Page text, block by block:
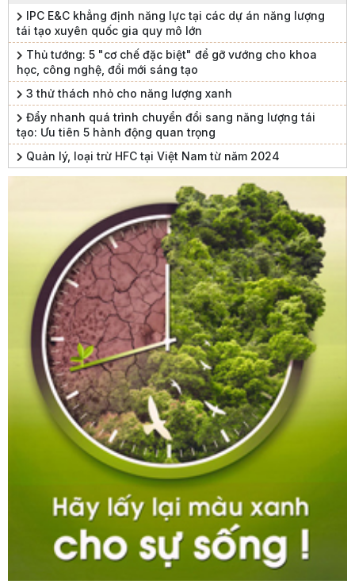
IPC E&C khẳng định năng lực tại các dự án năng lượng
tái tạo xuyên quốc gia quy mô lớn
Thủ tướng: 5 "cơ chế đặc biệt" để gỡ vướng cho khoa
học, công nghệ, đổi mới sáng tạo
3 thử thách nhỏ cho năng lượng xanh
Đẩy nhanh quá trình chuyển đổi sang năng lượng tái
tạo: Ưu tiên 5 hành động quan trọng
Quản lý, loại trừ HFC tại Việt Nam từ năm 2024